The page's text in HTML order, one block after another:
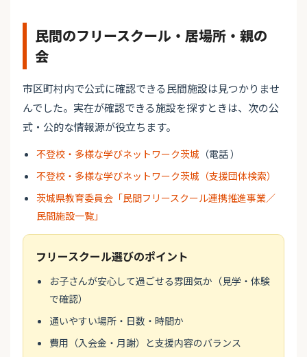
民間のフリースクール・居場所・親の
会
市区町村内で公式に確認できる民間施設は見つかりませ
んでした。実在が確認できる施設を探すときは、次の公
式・公的な情報源が役立ちます。
不登校・多様な学びネットワーク茨城 （電話 ）
不登校・多様な学びネットワーク茨城（支援団体検索）
茨城県教育委員会「民間フリースクール連携推進事業／
民間施設一覧」
フリースクール選びのポイント
お子さんが安心して過ごせる雰囲気か（見学・体験
で確認）
通いやすい場所・日数・時間か
費用（入会金・月謝）と支援内容のバランス